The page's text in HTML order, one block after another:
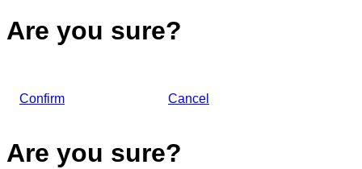
Are you sure?
Confirm Cancel
Are you sure?